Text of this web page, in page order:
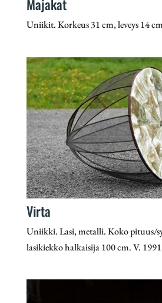
Majakat
Uniikit. Korkeus 31 cm, leveys 14
Virta
Uniikki. Lasi, metalli. Koko pituus/
lasikiekko halkaisija 100 cm. V.